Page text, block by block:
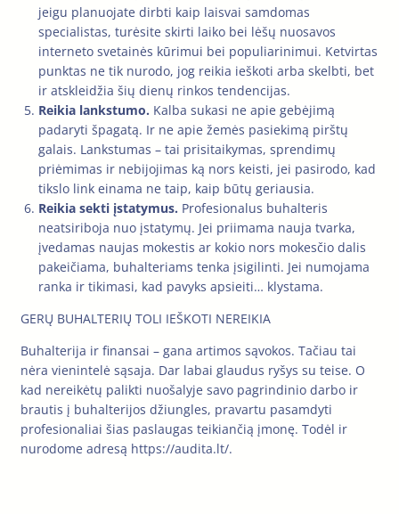
jeigu planuojate dirbti kaip laisvai samdomas
specialistas, turėsite skirti laiko bei lėšų nuosavos
interneto svetainės kūrimui bei populiarinimui. Ketvirtas
punktas ne tik nurodo, jog reikia ieškoti arba skelbti, bet
ir atskleidžia šių dienų rinkos tendencijas.
Reikia lankstumo. Kalba sukasi ne apie gebėjimą
padaryti špagatą. Ir ne apie žemės pasiekimą pirštų
galais. Lankstumas – tai prisitaikymas, sprendimų
priėmimas ir nebijojimas ką nors keisti, jei pasirodo, kad
tikslo link einama ne taip, kaip būtų geriausia.
Reikia sekti įstatymus. Profesionalus buhalteris
neatsiriboja nuo įstatymų. Jei priimama nauja tvarka,
įvedamas naujas mokestis ar kokio nors mokesčio dalis
pakeičiama, buhalteriams tenka įsigilinti. Jei numojama
ranka ir tikimasi, kad pavyks apsieiti… klystama.
GERŲ BUHALTERIŲ TOLI IEŠKOTI NEREIKIA
Buhalterija ir finansai – gana artimos sąvokos. Tačiau tai
nėra vienintelė sąsaja. Dar labai glaudus ryšys su teise. O
kad nereikėtų palikti nuošalyje savo pagrindinio darbo ir
brautis į buhalterijos džiungles, pravartu pasamdyti
profesionaliai šias paslaugas teikiančią įmonę. Todėl ir
nurodome adresą https://audita.lt/.